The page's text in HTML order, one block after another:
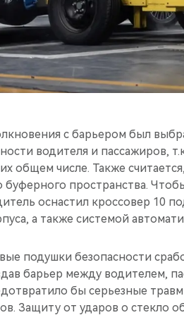
с барьером был
водителя и пассажиров,
общем числе. Также
буферного пространства.
оснастил кроссовер 10
а также системой
подушки безопасности
барьер между водителем,
бы серьезные
Защиту от ударов о стекло